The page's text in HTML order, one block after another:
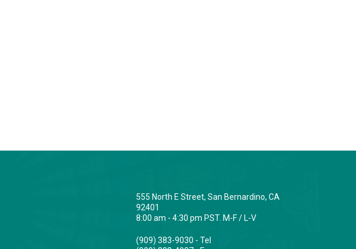
555 North E Street, San Bernardino, CA
92401
8:00 am - 4:30 pm PST. M-F / L-V
(909) 383-9030 - Tel